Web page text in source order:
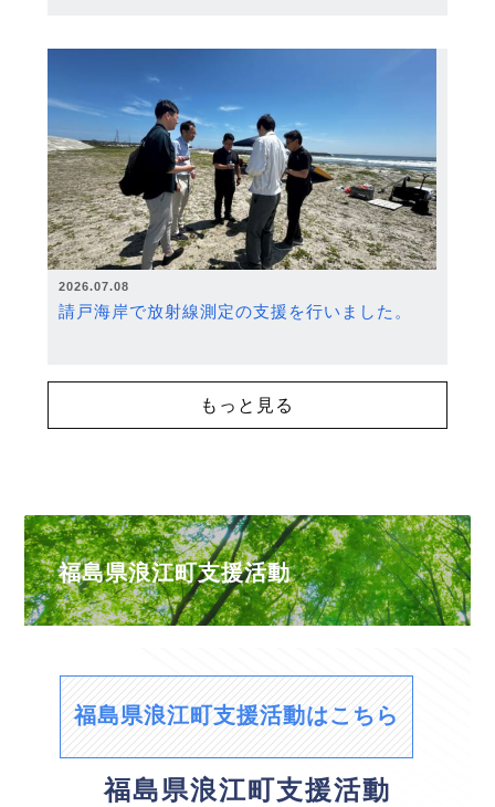
2026.07.08
請戸海岸で放射線測定の支援を行いました。
もっと見る
福島県浪江町支援活動
福島県浪江町支援活動はこちら
福島県浪江町支援活動